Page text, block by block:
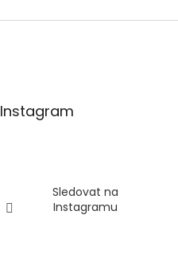
Instagram
Sledovat na
Instagramu